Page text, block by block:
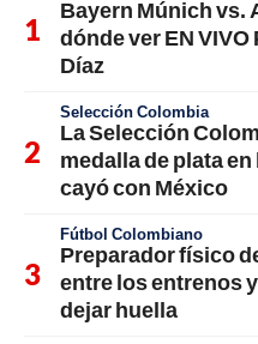
Bayern Múnich vs.
dónde ver EN
Díaz
Selección Colombia
La Selección
medalla de plata
cayó con México
Fútbol Colombiano
Preparador físico
entre los entrenos
dejar huella